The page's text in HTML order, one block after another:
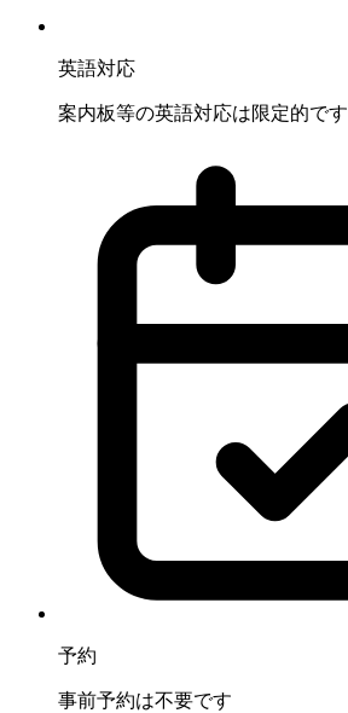
英語対応
案内板等の英語対応は限定的です
予約
事前予約は不要です